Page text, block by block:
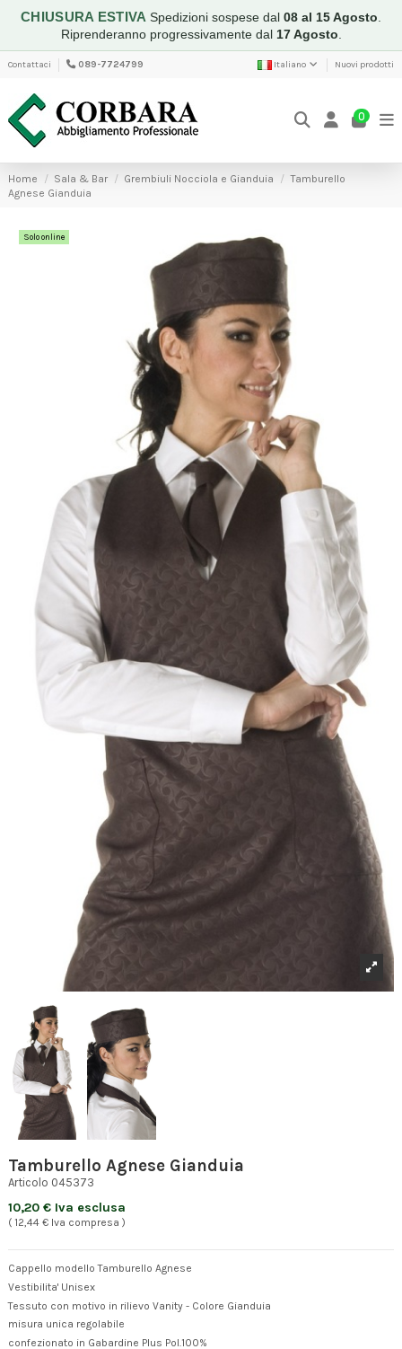
CHIUSURA ESTIVA Spedizioni sospese dal 08 al 15 Agosto
Riprenderanno progressivamente dal 17 Agosto
Contattaci 089-7724799 Italiano Nuovi prodotti
0
Home Sala & Bar Grembiuli Nocciola e Gianduia
Tamburello
Agnese Gianduia
Solo online
Tamburello Agnese Gianduia
Articolo 045373
10,20 € Iva esclusa
( 12,44 € Iva compresa )
Cappello modello Tamburello Agnese
Vestibilita' Unisex
Tessuto con motivo in rilievo Vanity - Colore Gianduia
misura unica regolabile
confezionato in Gabardine Plus Pol.100%